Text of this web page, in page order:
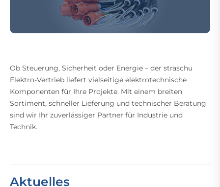
Ob Steuerung, Sicherheit oder Energie – der straschu
Elektro-Vertrieb liefert vielseitige elektrotechnische
Komponenten für Ihre Projekte. Mit einem breiten
Sortiment, schneller Lieferung und technischer Beratung
sind wir Ihr zuverlässiger Partner für Industrie und
Technik.
Aktuelles